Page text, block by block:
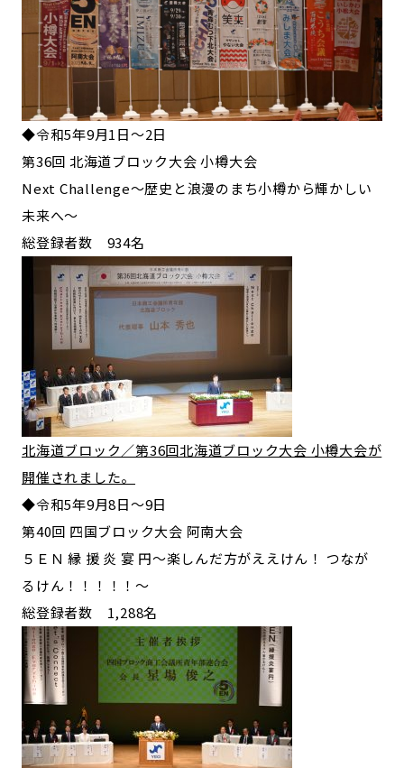
◆令和5年9月1日～2日
第36回 北海道ブロック大会 小樽大会
Next Challenge～歴史と浪漫のまち小樽から輝かしい
未来へ～
総登録者数 934名
北海道ブロック／第36回北海道ブロック大会 小樽大会が
開催されました。
◆令和5年9月8日～9日
第40回 四国ブロック大会 阿南大会
５ＥＮ 縁 援 炎 宴 円～楽しんだ方がええけん！ つなが
るけん！！！！！～
総登録者数 1,288名